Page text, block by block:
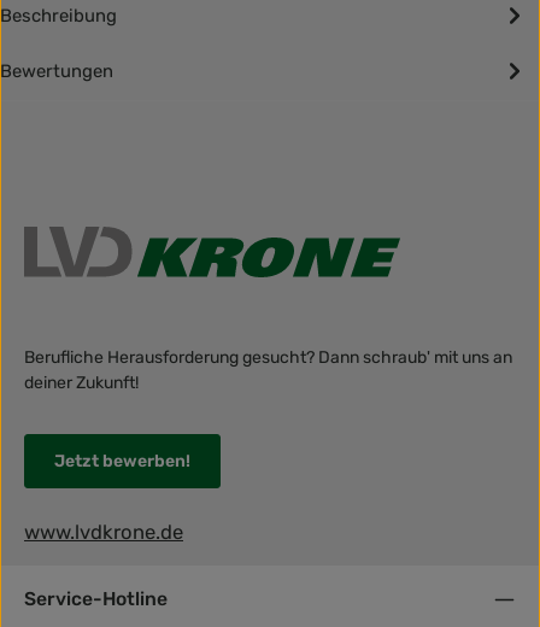
Beschreibung
Bewertungen
Berufliche Herausforderung gesucht? Dann schraub' mit uns an
deiner Zukunft!
Jetzt bewerben!
www.lvdkrone.de
Service-Hotline